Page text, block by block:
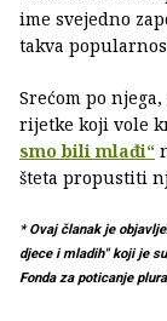
ime svejedno
takva
Srećom po
rijetke koji vole
smo bili mlađi“
šteta propustiti
* Ovaj članak je
djece i mladih" koji je
Fonda za poticanje